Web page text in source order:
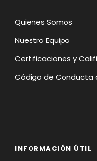
Quienes Somos
Nuestro Equipo
Certificaciones y
Código de Conducta
INFORMACIÓN ÚTIL